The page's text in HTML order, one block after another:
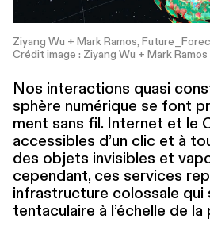
Ziyang Wu + Mark Ramos,
Crédit image : Ziyang Wu + Mark Ramos
Nos inter­ac­tions quasi
sphère numérique se font
ment sans fil. Internet et le
accessibles d’un clic et à
des objets invisibles et
cependant, ces services
infra­struc­ture colossale qui
ten­tac­u­laire à l’échelle de la